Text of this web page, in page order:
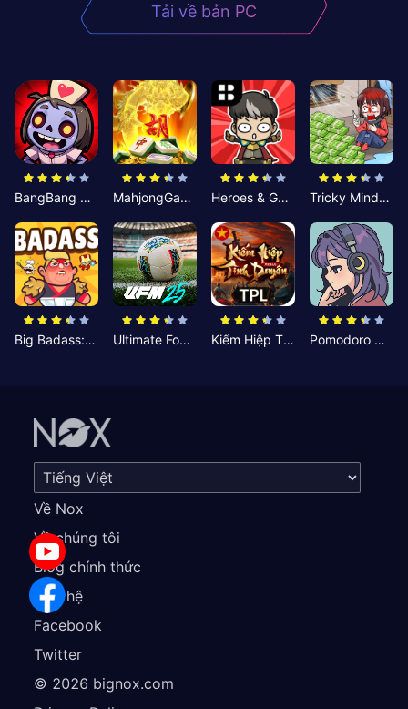
Tải về bản PC
BangBang Zombies:Chiến Shelter MahjongGame Heroes & Gear? Yoink! Tricky Minds: Brainy Puzzle
Big Badass: Game AFK Idle RPG Ultimate Football Manager Kiếm Hiệp Tình Duyên Pomodoro Nhỏ: Giờ Tập Trung
Về Nox
Về chúng tôi
Blog chính thức
Liên hệ
Facebook
Twitter
© 2026 bignox.com